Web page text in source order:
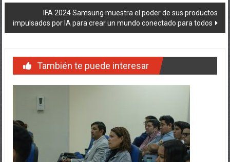
entradasIFA 2024 Samsung muestra el poder de sus productos
impulsados por IA para crear un mundo conectado para todos
También te puede interesar